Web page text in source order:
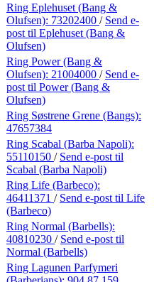
Ring Eplehuset (Bang &
Olufsen): 73202400 / Send e-
post til Eplehuset (Bang &
Olufsen)
Ring Power (Bang &
Olufsen): 21004000 / Send e-
post til Power (Bang &
Olufsen)
Ring Søstrene Grene (Bangs):
47657384
Ring Scabal (Barba Napoli):
55110150 / Send e-post til
Scabal (Barba Napoli)
Ring Life (Barbeco):
46411371 / Send e-post til Life
(Barbeco)
Ring Normal (Barbells):
40810230 / Send e-post til
Normal (Barbells)
Ring Lagunen Parfymeri